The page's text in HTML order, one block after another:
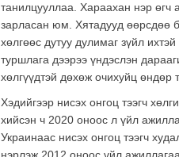
танилцууллаа. Хараахан нэр өгч
зарласан юм. Хятадууд өөрсдөө
хөлгөөс дутуу дулимаг зүйл
туршлага дээрээ үндэслэн
хөлгүүдтэй дөхөж очихуйц
Хэдийгээр нисэх онгоц тээгч
хийсэн ч 2020 оноос л үйл
Украинаас нисэх онгоц тээгч